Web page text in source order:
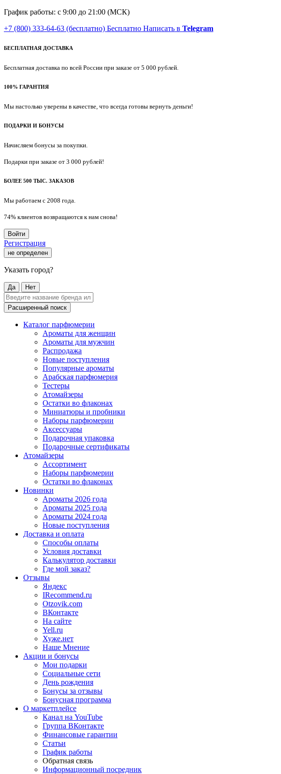
График работы: с 9:00 до 21:00 (МСК)
+7 (800) 333-64-63 (бесплатно) Бесплатно Написать в Telegram
БЕСПЛАТНАЯ ДОСТАВКА
Бесплатная доставка по всей России при заказе от 5 000 рублей.
100% ГАРАНТИЯ
Мы настолько уверены в качестве, что всегда готовы вернуть деньги!
ПОДАРКИ И БОНУСЫ
Начисляем бонусы за покупки.
Подарки при заказе от 3 000 рублей!
БОЛЕЕ 500 ТЫС. ЗАКАЗОВ
Мы работаем с 2008 года.
74% клиентов возвращаются к нам снова!
Войти
Регистрация
не определен
Указать город?
Да Нет
Расширенный поиск
Каталог парфюмерии
Ароматы для женщин
Ароматы для мужчин
Распродажа
Новые поступления
Популярные ароматы
Арабская парфюмерия
Тестеры
Атомайзеры
Остатки во флаконах
Миниатюры и пробники
Наборы парфюмерии
Аксессуары
Подарочная упаковка
Подарочные сертификаты
Атомайзеры
Ассортимент
Наборы парфюмерии
Остатки во флаконах
Новинки
Ароматы 2026 года
Ароматы 2025 года
Ароматы 2024 года
Новые поступления
Доставка и оплата
Способы оплаты
Условия доставки
Калькулятор доставки
Где мой заказ?
Отзывы
Яндекс
IRecommend.ru
Otzovik.com
ВКонтакте
На сайте
Yell.ru
Хуже.нет
Наше Мнение
Акции и бонусы
Мои подарки
Социальные сети
День рождения
Бонусы за отзывы
Бонусная программа
О маркетплейсе
Канал на YouTube
Группа ВКонтакте
Финансовые гарантии
Статьи
График работы
Обратная связь
Информационный посредник